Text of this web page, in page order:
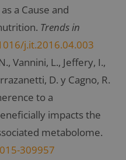
a Cause and
Trends in
j.it.2016.04.003
Vannini, L., Jeffery, I.,
D. y Cagno, R.
to a
impacts the
metabolome.
309957